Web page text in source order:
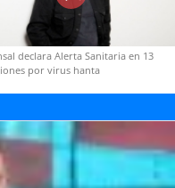
declara Alerta Sanitaria en 13
por virus hanta